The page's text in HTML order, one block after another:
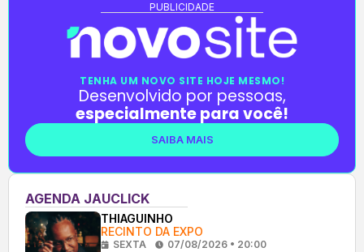
PUBLICIDADE
TENHA UM NOVO SITE HOJE MESMO!
Desenvolvido por pessoas,
especialmente para você!
SAIBA MAIS
AGENDA JAUCLICK
THIAGUINHO
RECINTO DA EXPO
SEXTA 07/08/2026 • 20:00